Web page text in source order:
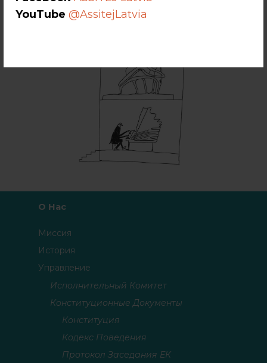
YouTube @AssitejLatvia
О Нас
Миссия
История
Управление
Исполнительный Комитет
Конституционные Документы
Конституция
Кодекс Поведения
Протокол Заседания ЕК